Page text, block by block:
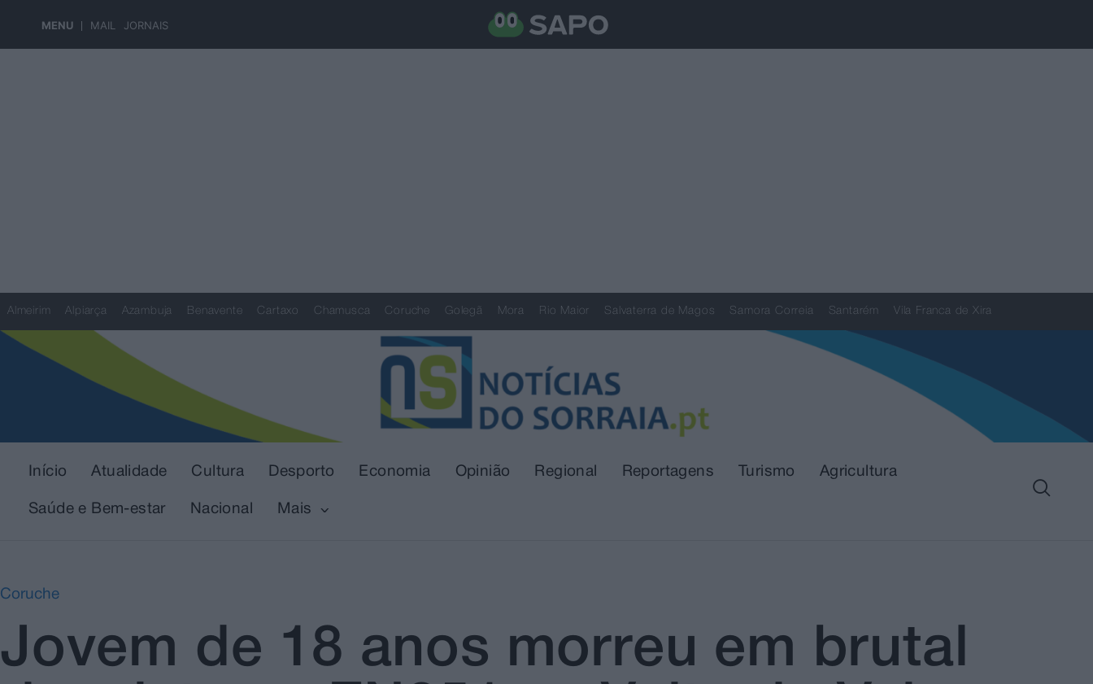
MENU MAIL JORNAIS
Almeirim Alpiarça Azambuja Benavente Cartaxo Chamusca Coruche Golegã Mora Rio Maior Salvaterra de Magos Samora Correia Santarém Vila Franca de Xira
Início Atualidade Cultura Desporto Economia Opinião Regional Reportagens Turismo Agricultura
Saúde e Bem-estar Nacional Mais
Coruche
Jovem de 18 anos morreu em brutal